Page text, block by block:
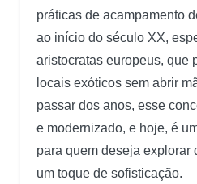
práticas de acampamento
ao início do século XX,
aristocratas europeus, que
locais exóticos sem abrir
passar dos anos, esse
e modernizado, e hoje, é
para quem deseja explorar
um toque de sofisticação.